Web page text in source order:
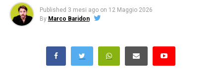
Published 3 mesi ago on 12 Maggio 2026
By Marco Baridon